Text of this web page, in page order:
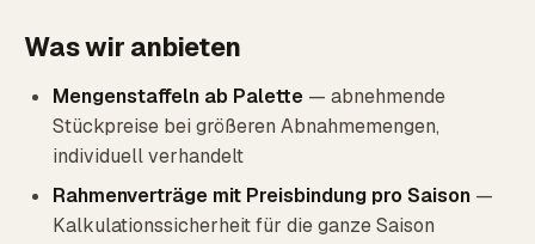
Was wir anbieten
Mengenstaffeln ab Palette — abnehmende
Stückpreise bei größeren Abnahmemengen,
individuell verhandelt
Rahmenverträge mit Preisbindung pro Saison —
Kalkulationssicherheit für die ganze Saison